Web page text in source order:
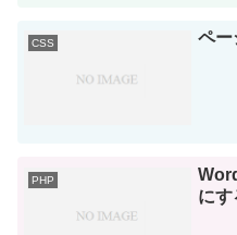
CSS ペー
PHP
にす